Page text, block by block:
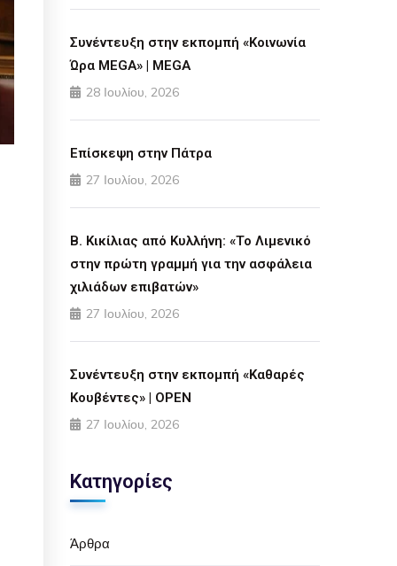
Συνέντευξη στην εκπομπή «Κοινωνία
Ώρα MEGA» | MEGA
28 Ιουλίου, 2026
Επίσκεψη στην Πάτρα
27 Ιουλίου, 2026
Β. Κικίλιας από Κυλλήνη: «Το Λιμενικό
στην πρώτη γραμμή για την ασφάλεια
χιλιάδων επιβατών»
27 Ιουλίου, 2026
Συνέντευξη στην εκπομπή «Καθαρές
Κουβέντες» | OPEN
27 Ιουλίου, 2026
Κατηγορίες
Άρθρα